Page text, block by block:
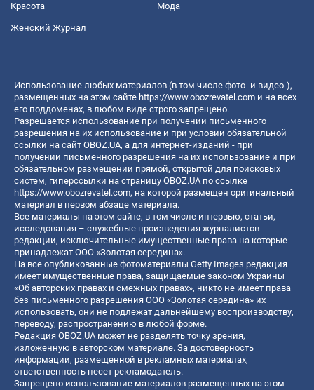
Красота Мода
Женский Журнал
Использование любых материалов (в том числе фото- и видео-),
размещенных на этом сайте https://www.obozrevatel.com и на всех
его поддоменах, в любом виде строго запрещено.
Разрешается использование при получении письменного
разрешения на их использование и при условии обязательной
ссылки на сайт OBOZ.UA, а для интернет-изданий - при
получении письменного разрешения на их использование и при
обязательном размещении прямой, открытой для поисковых
систем, гиперссылки на страницу OBOZ.UA по ссылке
https://www.obozrevatel.com, на которой размещен оригинальный
материал в первом абзаце материала.
Все материалы на этом сайте, в том числе интервью, статьи,
исследования – служебные произведения журналистов
редакции, исключительные имущественные права на которые
принадлежат ООО «Золотая середина».
На все опубликованные фотоматериалы Getty Images редакция
имеет имущественные права, защищаемые законом Украины
«Об авторских правах и смежных правах», никто не имеет права
без письменного разрешения ООО «Золотая середина» их
использовать, они не подлежат дальнейшему воспроизводству,
переводу, распространению в любой форме.
Редакция OBOZ.UA может не разделять точку зрения,
изложенную в авторском материале. За достоверность
информации, размещенной в рекламных материалах,
ответственность несет рекламодатель.
Запрещено использование материалов размещенных на этом